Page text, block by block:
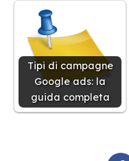
Tipi di campagne
Google ads: la
guida completa